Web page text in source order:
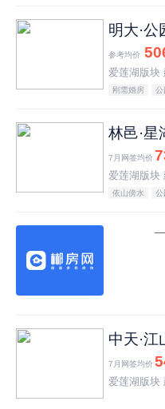
明大·公
参考均价
爱莲湖版块
刚需婚房 公
林邑·星
7月网签均价
爱莲湖版块
依山傍水 公
中天·江
7月网签均价
爱莲湖版块